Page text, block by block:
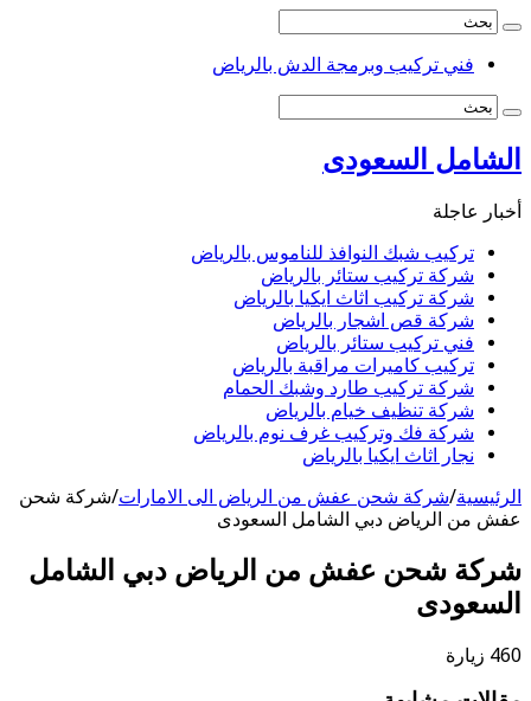
فني تركيب وبرمجة الدش بالرياض
الشامل السعودى
أخبار عاجلة
تركيب شبك النوافذ للناموس بالرياض
شركة تركيب ستائر بالرياض
شركة تركيب اثاث ايكيا بالرياض
شركة قص اشجار بالرياض
فني تركيب ستائر بالرياض
تركيب كاميرات مراقبة بالرياض
شركة تركيب طارد وشبك الحمام
شركة تنظيف خيام بالرياض
شركة فك وتركيب غرف نوم بالرياض
نجار اثاث ايكيا بالرياض
الرئيسية/شركة شحن عفش من الرياض الى الامارات/شركة شحن
عفش من الرياض دبي الشامل السعودى
شركة شحن عفش من الرياض دبي الشامل
السعودى
460 زيارة